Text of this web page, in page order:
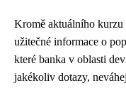
Kromě aktuálního kurzu
užitečné informace o
které banka v oblasti
jakékoliv dotazy,